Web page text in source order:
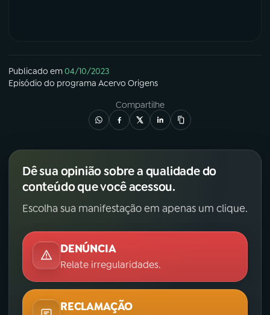
Publicado em04/10/2023
Episódio do programa Acervo Origens
Compartilhe
Dê sua opinião sobre a qualidade do
conteúdo que você acessou.
Escolha sua manifestação em apenas um clique.
DENÚNCIA
Relate irregularidades.
RECLAMAÇÃO